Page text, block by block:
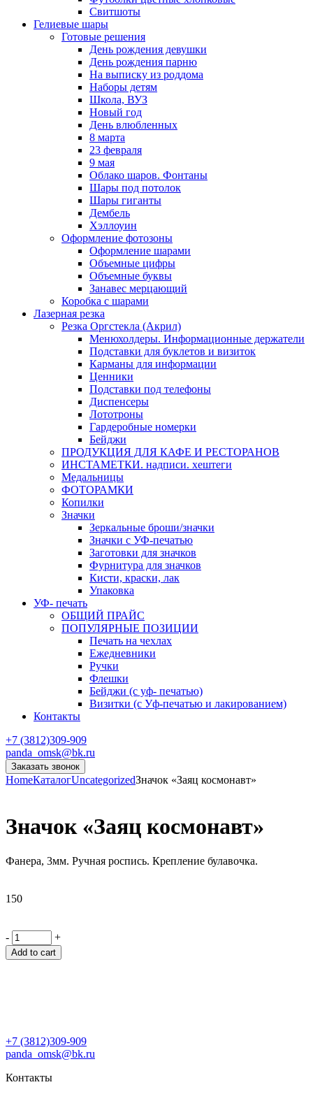
Свитшоты
Гелиевые шары
Готовые решения
День рождения девушки
День рождения парню
На выписку из роддома
Наборы детям
Школа, ВУЗ
Новый год
День влюбленных
8 марта
23 февраля
9 мая
Облако шаров. Фонтаны
Шары под потолок
Шары гиганты
Дембель
Хэллоуин
Оформление фотозоны
Оформление шарами
Объемные цифры
Объемные буквы
Занавес мерцающий
Коробка с шарами
Лазерная резка
Резка Оргстекла (Акрил)
Менюхолдеры. Информационные держатели
Подставки для буклетов и визиток
Карманы для информации
Ценники
Подставки под телефоны
Диспенсеры
Лототроны
Гардеробные номерки
Бейджи
ПРОДУКЦИЯ ДЛЯ КАФЕ И РЕСТОРАНОВ
ИНСТАМЕТКИ. надписи. хештеги
Медальницы
ФОТОРАМКИ
Копилки
Значки
Зеркальные броши/значки
Значки с УФ-печатью
Заготовки для значков
Фурнитура для значков
Кисти, краски, лак
Упаковка
УФ- печать
ОБЩИЙ ПРАЙС
ПОПУЛЯРНЫЕ ПОЗИЦИИ
Печать на чехлах
Ежедневники
Ручки
Флешки
Бейджи (с уф- печатью)
Визитки (с Уф-печатью и лакированием)
Контакты
+7 (3812)309-909
panda_omsk@bk.ru
Заказать звонок
HomeКаталогUncategorizedЗначок «Заяц космонавт»
Значок «Заяц космонавт»
Фанера, 3мм. Ручная роспись. Крепление булавочка.
150
- +
Add to cart
+7 (3812)309-909
panda_omsk@bk.ru
Контакты